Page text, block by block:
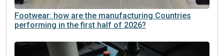
Footwear: how are the manufacturing Countries
performing in the first half of 2026?